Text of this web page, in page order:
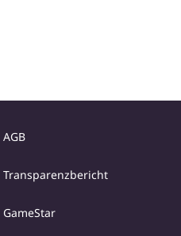
AGB
Transparenzbericht
GameStar